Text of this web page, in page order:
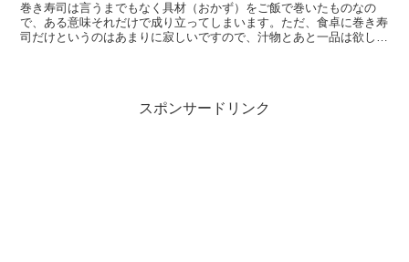
巻き寿司は言うまでもなく具材（おかず）をご飯で巻いたものなの
で、ある意味それだけで成り立ってしまいます。ただ、食卓に巻き寿
司だけというのはあまりに寂しいですので、汁物とあと一品は欲しい
スポンサードリンク